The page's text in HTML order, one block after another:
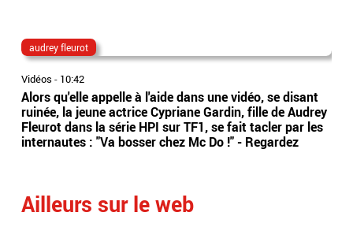
audrey fleurot
Vidéos - 10:42
Alors qu'elle appelle à l'aide dans une vidéo, se disant
ruinée, la jeune actrice Cypriane Gardin, fille de Audrey
Fleurot dans la série HPI sur TF1, se fait tacler par les
internautes : "Va bosser chez Mc Do !" - Regardez
Ailleurs sur le web